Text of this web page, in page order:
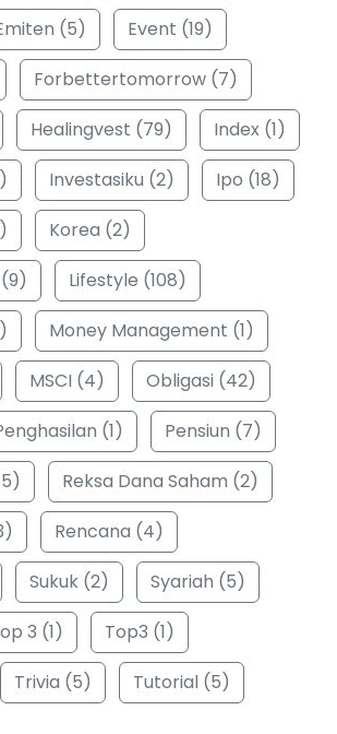
(5)
Event (19)
Forbettertomorrow (7)
Healingvest (79)
Index (1)
Investasiku (2)
Ipo (18)
Korea (2)
Lifestyle (108)
Money Management (1)
MSCI (4)
Obligasi (42)
(1)
Pensiun (7)
Reksa Dana Saham (2)
Rencana (4)
Sukuk (2)
Syariah (5)
3 (1)
Top3 (1)
Trivia (5)
Tutorial (5)